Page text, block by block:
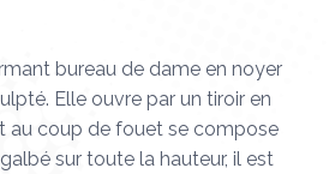
bureau de dame en noyer
Elle ouvre par un tiroir en
au coup de fouet se compose
sur toute la hauteur, il est